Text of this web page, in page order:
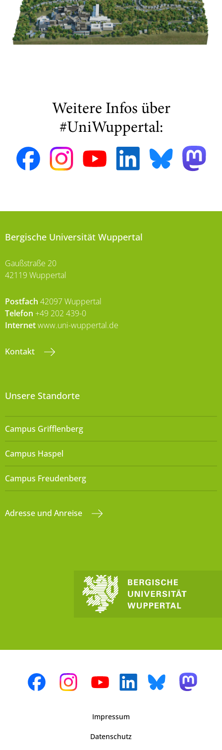
Weitere Infos über
#UniWuppertal:
Bergische Universität Wuppertal
Gaußstraße 20
42119 Wuppertal
Postfach 42097 Wuppertal
Telefon +49 202 439-0
Internetwww.uni-wuppertal.de
Kontakt
Unsere Standorte
Campus Grifflenberg
Campus Haspel
Campus Freudenberg
Adresse und Anreise
Impressum
Datenschutz